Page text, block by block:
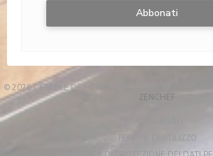
Abbonati
© 2026 L'ÉTABLE DE HEM — CREAZIONE DEL SITO
ZENCHEF
((APRE
TERMINI DI UTILIZZO